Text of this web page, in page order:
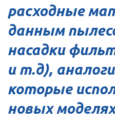
расходные
данным
насадки
и т.д),
которые
новых